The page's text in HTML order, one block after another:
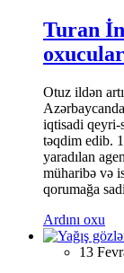
Turan
Otuz ildən
iqtisadi qeyri-
təqdim edib.
yaradılan
müharibə və
qorumağa
Ardını oxu
13